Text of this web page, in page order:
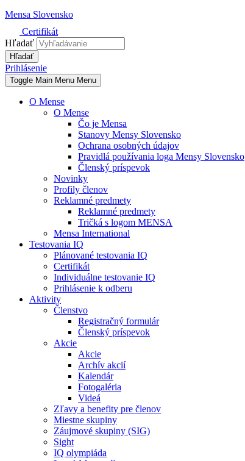
Mensa Slovensko
Certifikát
Hľadať
Prihlásenie
Toggle Main Menu Menu
O Mense
O Mense
Čo je Mensa
Stanovy Mensy Slovensko
Ochrana osobných údajov
Pravidlá používania loga Mensy Slovensko
Členský príspevok
Novinky
Profily členov
Reklamné predmety
Reklamné predmety
Tričká s logom MENSA
Mensa International
Testovania IQ
Plánované testovania IQ
Certifikát
Individuálne testovanie IQ
Prihlásenie k odberu
Aktivity
Členstvo
Registračný formulár
Členský príspevok
Akcie
Akcie
Archív akcií
Kalendár
Fotogaléria
Videá
Zľavy a benefity pre členov
Miestne skupiny
Záujmové skupiny (SIG)
Sight
IQ olympiáda